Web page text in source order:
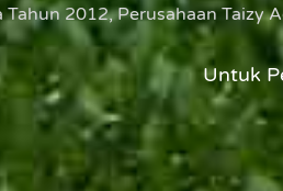
Tahun 2012, Perusahaan Taizy
Untuk